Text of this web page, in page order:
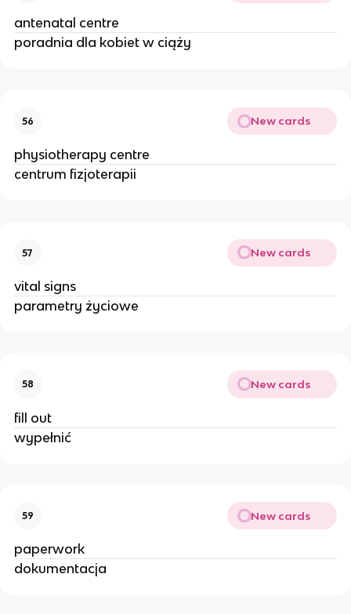
antenatal centre
poradnia dla kobiet w ciąży
56 New cards
physiotherapy centre
centrum fizjoterapii
57 New cards
vital signs
parametry życiowe
58 New cards
fill out
wypełnić
59 New cards
paperwork
dokumentacja